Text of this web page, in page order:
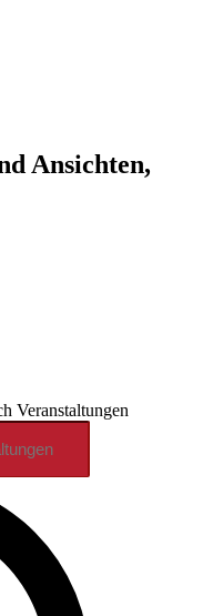
Ansichten,
Veranstaltungen